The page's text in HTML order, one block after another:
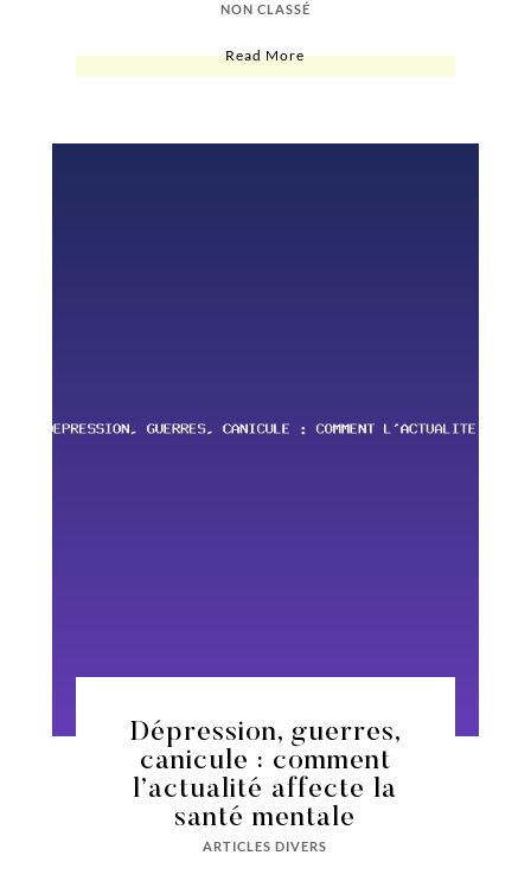
NON CLASSÉ
Read More
Dépression, guerres,
canicule : comment
l’actualité affecte la
santé mentale
ARTICLES DIVERS